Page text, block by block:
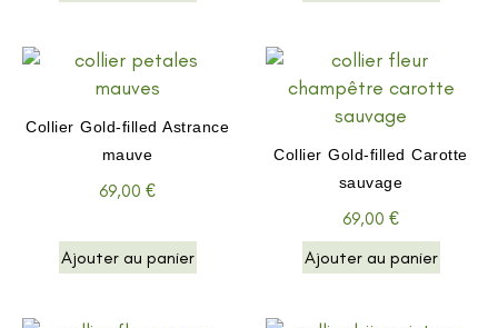
Collier Gold-filled Astrance
mauve
69,00 €
Ajouter au panier
Collier Gold-filled Carotte
sauvage
69,00 €
Ajouter au panier